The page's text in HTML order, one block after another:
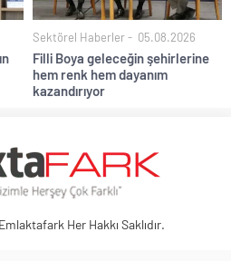
Sektörel Haberler 05.08.2026
Filli Boya geleceğin şehirlerine
hem renk hem dayanım
kazandırıyor
Her Hakkı Saklıdır.